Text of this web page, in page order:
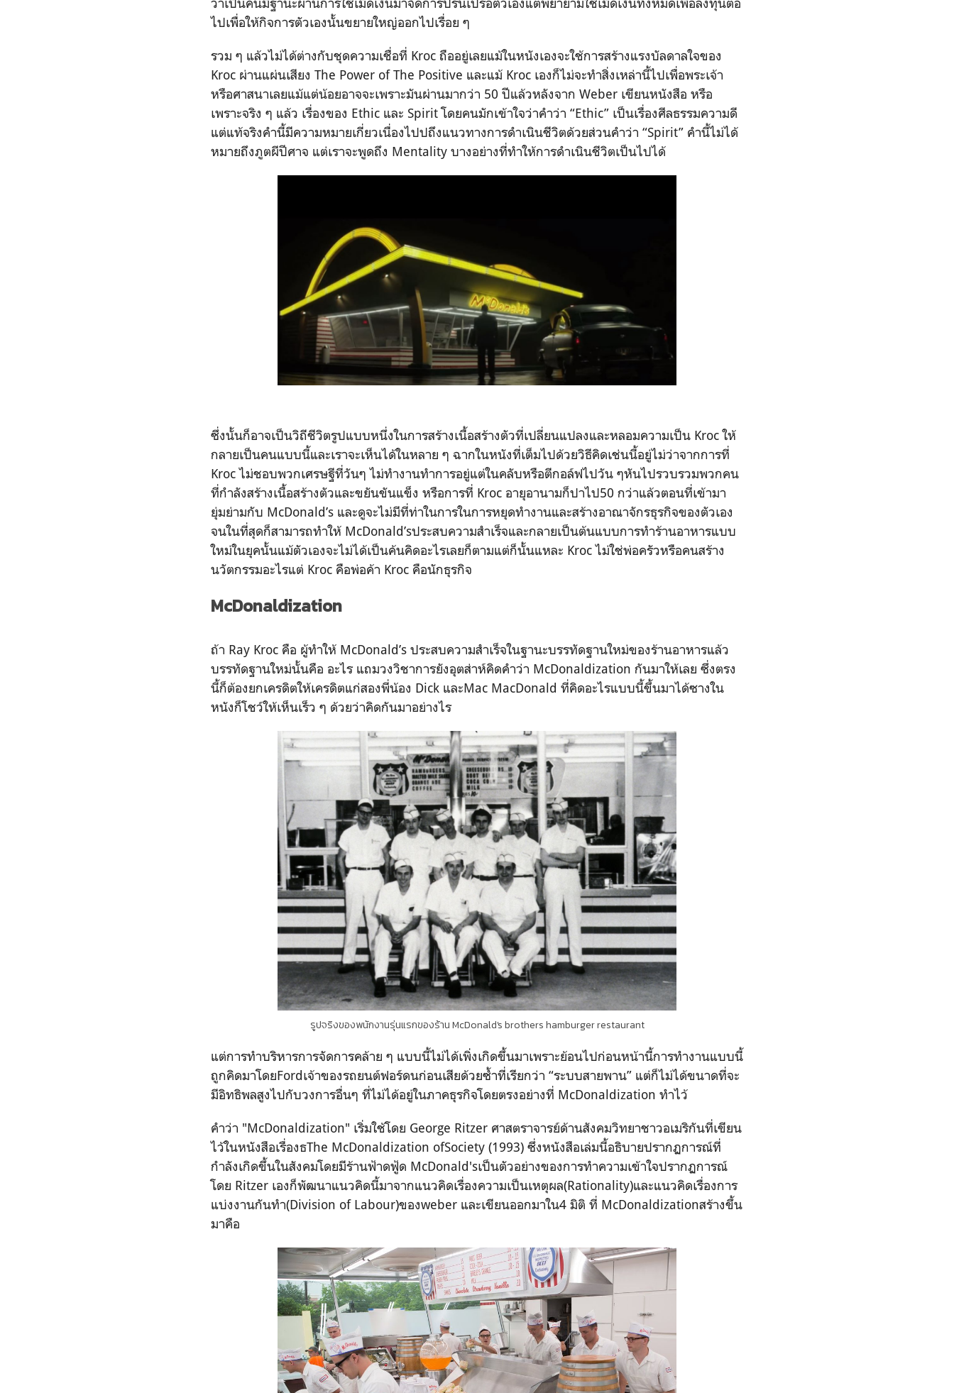
ไปเพื่อให้กิจการตัวเองนั้นขยายใหญ่ออกไปเรื่อย ๆ
รวม ๆ แล้วไม่ได้ต่างกับชุดความเชื่อที่ Kroc ถืออยู่เลยแม้ในหนังเองจะใช้การสร้างแรงบัลดาลใจของ
Kroc ผ่านแผ่นเสียง The Power of The Positive และแม้ Kroc เองก็ไม่จะทำสิ่งเหล่านี้ไปเพื่อพระเจ้า
หรือศาสนาเลยแม้แต่น้อยอาจจะเพราะมันผ่านมากว่า 50 ปีแล้วหลังจาก Weber เขียนหนังสือ หรือ
เพราะจริง ๆ แล้ว เรื่องของ Ethic และ Spirit โดยคนมักเข้าใจว่าคำว่า “Ethic” เป็นเรื่องศีลธรรมความดี
แต่แท้จริงคำนี้มีความหมายเกี่ยวเนื่องไปปถึงแนวทางการดำเนินชีวิตด้วยส่วนคำว่า “Spirit” คำนี้ไม่ได้
หมายถึงภูตผีปีศาจ แต่เราจะพูดถึง Mentality บางอย่างที่ทำให้การดำเนินชีวิตเป็นไปได้
ซึ่งนั้นก็อาจเป็นวิถีชีวิตรูปแบบหนึ่งในการสร้างเนื้อสร้างตัวที่เปลี่ยนแปลงและหลอมความเป็น Kroc ให้
กลายเป็นคนแบบนี้และเราจะเห็นได้ในหลาย ๆ ฉากในหนังที่เต็มไปด้วยวิธีคิดเช่นนี้อยู่ไม่ว่าจากการที่
Kroc ไม่ชอบพวกเศรษฐีที่วันๆ ไม่ทำงานทำการอยู่แต่ในคลับหรือตีกอล์ฟไปวัน ๆหันไปรวบรวมพวกคน
ที่กำลังสร้างเนื้อสร้างตัวและขยันขันแข็ง หรือการที่ Kroc อายุอานามก็ปาไป50 กว่าแล้วตอนที่เข้ามา
ยุ่มย่ามกับ McDonald’s และดูจะไม่มีที่ท่าในการในการหยุดทำงานและสร้างอาณาจักรธุรกิจของตัวเอง
จนในที่สุดก็สามารถทำให้ McDonald’sประสบความสำเร็จและกลายเป็นต้นแบบการทำร้านอาหารแบบ
ใหม่ในยุคนั้นแม้ตัวเองจะไม่ได้เป็นค้นคิดอะไรเลยก็ตามแต่ก็นั้นแหละ Kroc ไม่ใช่พ่อครัวหรือคนสร้าง
นวัตกรรมอะไรแต่ Kroc คือพ่อค้า Kroc คือนักธุรกิจ
McDonaldization
ถ้า Ray Kroc คือ ผู้ทำให้ McDonald’s ประสบความสำเร็จในฐานะบรรทัดฐานใหม่ของร้านอาหารแล้ว
บรรทัดฐานใหม่นั้นคือ อะไร แถมวงวิชาการยังอุตส่าห์คิดคำว่า McDonaldization กันมาให้เลย ซึ่งตรง
นี้ก็ต้องยกเครดิตให้เครดิตแก่สองพี่น้อง Dick และMac MacDonald ที่คิดอะไรแบบนี้ขึ้นมาได้ซางใน
หนังก็โชว์ให้เห็นเร็ว ๆ ด้วยว่าคิดกันมาอย่างไร
รูปจริงของพนักงานรุ่นแรกของร้าน McDonald's brothers hamburger restaurant
แต่การทำบริหารการจัดการคล้าย ๆ แบบนี้ไม่ได้เพิ่งเกิดขึ้นมาเพราะย้อนไปก่อนหน้านี้การทำงานแบบนี้
ถูกคิดมาโดยFordเจ้าของรถยนต์ฟอร์ดนก่อนเสียด้วยซ้ำที่เรียกว่า “ระบบสายพาน” แต่ก็ไม่ได้ขนาดที่จะ
มีอิทธิพลสูงไปกับวงการอื่นๆ ที่ไม่ได้อยู่ในภาคธุรกิจโดยตรงอย่างที่ McDonaldization ทำไว้
คำว่า "McDonaldization" เริ่มใช้โดย George Ritzer ศาสตราจารย์ด้านสังคมวิทยาชาวอเมริกันที่เขียน
ไว้ในหนังสือเรื่องธThe McDonaldization ofSociety (1993) ซึ่งหนังสือเล่มนี้อธิบายปรากฏการณ์ที่
กำลังเกิดขึ้นในสังคมโดยมีร้านฟ้าดฟู้ด McDonald'sเป็นตัวอย่างของการทำความเข้าใจปรากฏการณ์
โดย Ritzer เองก็พัฒนาแนวคิดนี้มาจากแนวคิดเรื่องความเป็นเหตุผล(Rationality)และแนวคิดเรื่องการ
แบ่งงานกันทำ(Division of Labour)ของweber และเขียนออกมาใน4 มิติ ที่ McDonaldizationสร้างขึ้น
มาคือ